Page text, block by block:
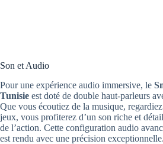
Son et Audio
Pour une expérience audio immersive, le
Tunisie est doté de double haut-parleurs
Que vous écoutiez de la musique,
jeux, vous profiterez d’un son riche et
de l’action. Cette configuration audio
est rendu avec une précision exceptionnelle.